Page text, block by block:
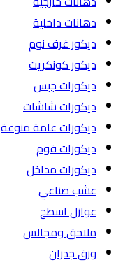
دهانات داخلية
ديكور غرف نوم
ديكور كونكريت
ديكورات جبس
ديكورات شاشات
ديكورات عامة منوعة
ديكورات فوم
ديكورات مداخل
عشب صناعي
عوازل اسطح
ملاحق ومجالس
ورق جدران